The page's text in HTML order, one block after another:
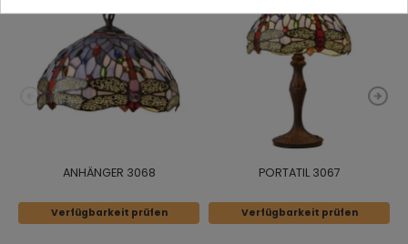
ANHÄNGER 3068
Verfügbarkeit prüfen
PORTATIL 3067
Verfügbarkeit prüfen